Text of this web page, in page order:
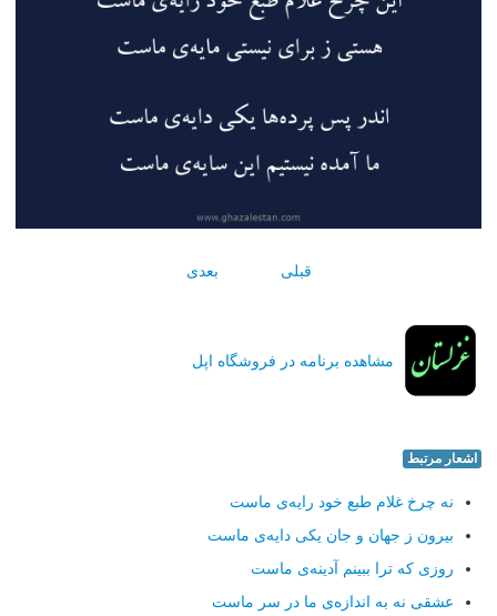
قبلی بعدی
مشاهده برنامه در فروشگاه اپل
اشعار مرتبط
نه چرخ غلام طبع خود رایه‌ی ماست
بیرون ز جهان و جان یکی دایه‌ی ماست
روزی که ترا ببینم آدینه‌ی ماست
عشقی نه به اندازه‌ی ما در سر ماست